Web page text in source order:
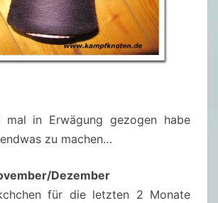
in Erwägung gezogen habe
zu machen…
Dezember
für die letzten 2 Monate